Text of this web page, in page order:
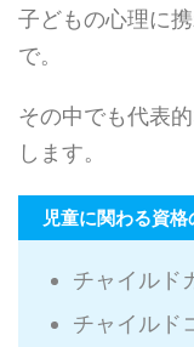
子どもの心理に
で。
その中でも代表
します。
児童に関わる資格
チャイルド
チャイルド